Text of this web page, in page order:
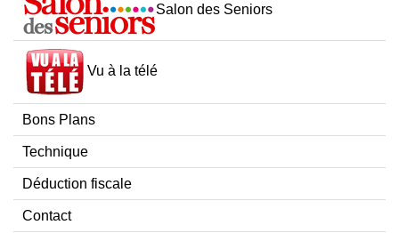
Salon des Seniors
Vu à la télé
Bons Plans
Technique
Déduction fiscale
Contact